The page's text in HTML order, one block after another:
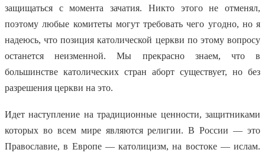
защищаться с момента зачатия. Никто этого не отменял,
поэтому любые комитеты могут требовать чего угодно, но я
надеюсь, что позиция католической церкви по этому вопросу
останется неизменной. Мы прекрасно знаем, что в
большинстве католических стран аборт существует, но без
разрешения церкви на это.
Идет наступление на традиционные ценности, защитниками
которых во всем мире являются религии. В России — это
Православие, в Европе — католицизм, на востоке — ислам.